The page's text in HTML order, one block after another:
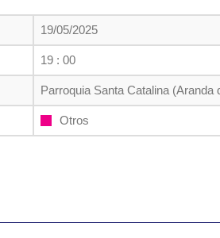
19/05/2025
19 : 00
Parroquia Santa Catalina (Aranda
Otros